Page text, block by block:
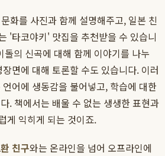
화를 사진과 함께 설명해주고, 일본 친
'타코야키' 맛집을 추천받을 수 있습니
의 신곡에 대해 함께 이야기를 나누
면에 대해 토론할 수도 있습니다. 이러
어에 생동감을 불어넣고, 학습에 대한
. 책에서는 배울 수 없는 생생한 표현과
게 익히게 되는 것이죠.
친구와는 온라인을 넘어 오프라인에